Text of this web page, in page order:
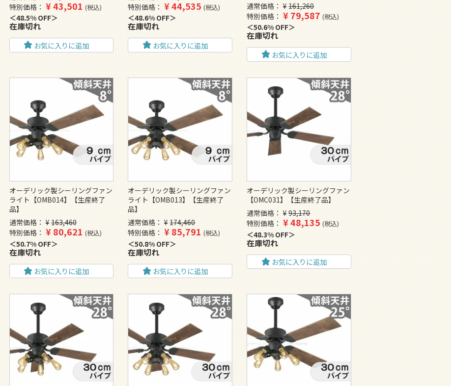
特別価格
¥43,501 税込
48.5% OFF
在庫切れ
お気に入りに追加
特別価格
¥44,535 税込
48.6% OFF
在庫切れ
お気に入りに追加
通常価格
¥ 161,260
特別価格
¥79,587 税込
50.6% OFF
在庫切れ
お気に入りに追加
オーデリック製シーリングファン
ライト【OMB014】【生産終了
品】
通常価格
¥ 163,460
特別価格
¥ 80,621 税込
50.7% OFF
在庫切れ
お気に入りに追加
オーデリック製シーリングファン
ライト【OMB013】【生産終了
品】
通常価格
¥ 174,460
特別価格
¥85,791 税込
50.8% OFF
在庫切れ
お気に入りに追加
オーデリック製シーリングファン
【OMC031】【生産終了品】
通常価格
¥ 93,170
特別価格
¥48,135 税込
48.3% OFF
在庫切れ
お気に入りに追加